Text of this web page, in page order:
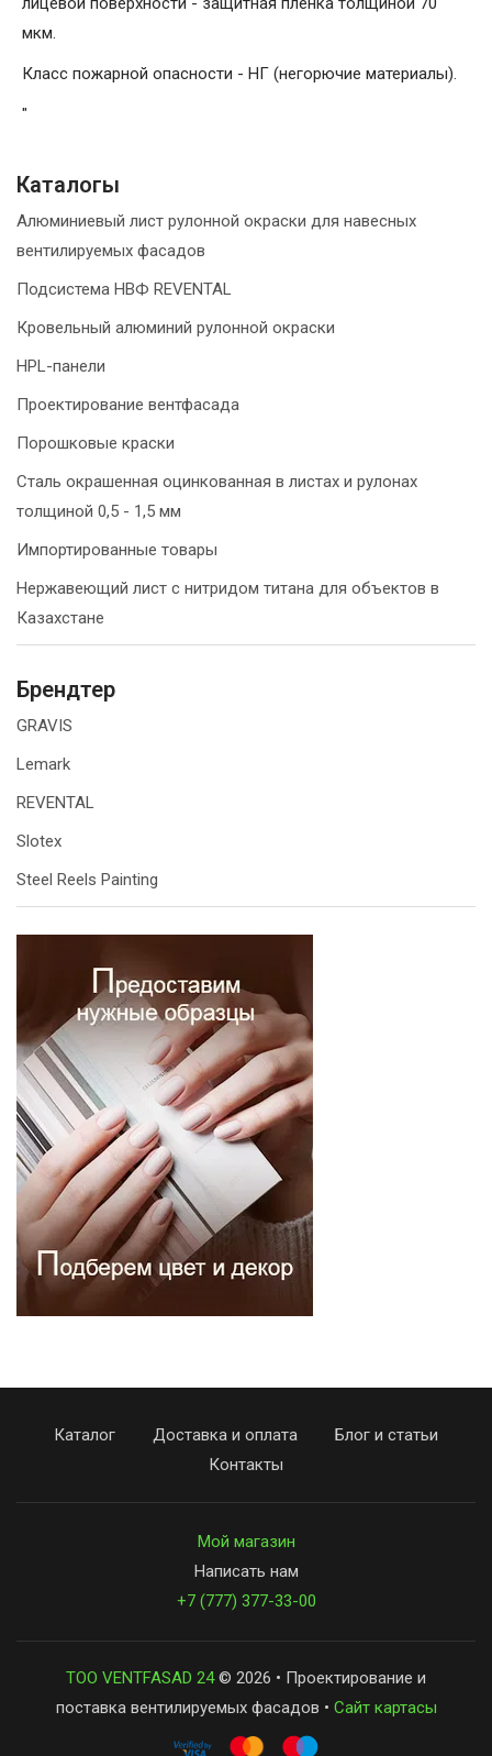
мкм.
Класс пожарной опасности - НГ (негорючие материалы).
"
Каталогы
Алюминиевый лист рулонной окраски для навесных
вентилируемых фасадов
Подсистема НВФ REVENTAL
Кровельный алюминий рулонной окраски
HPL-панели
Проектирование вентфасада
Порошковые краски
Сталь окрашенная оцинкованная в листах и рулонах
толщиной 0,5 - 1,5 мм
Импортированные товары
Нержавеющий лист с нитридом титана для объектов в
Казахстане
Брендтер
GRAVIS
Lemark
REVENTAL
Slotex
Steel Reels Painting
Каталог Доставка и оплата
Блог и статьи
Контакты
Мой магазин
Написать нам
+7 (777) 377-33-00
ТОО VENTFASAD 24© 2026 • Проектирование и
поставка вентилируемых фасадов • Сайт картасы